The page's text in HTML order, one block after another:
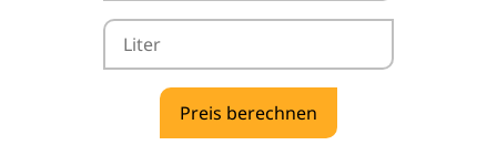
Heizölpreise Steinigtwolmsdorf -
vergleichen & günstig tanken